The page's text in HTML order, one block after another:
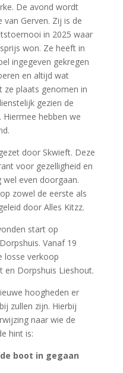
De avond wordt
Gerven. Zij is de
in 2025 waar
won. Ze heeft in
ingegeven gekregen
en altijd wat
ze plaats genomen in
gezien de
hebben we
door Skwieft. Deze
voor gezelligheid en
wel even doorgaan.
zowel de eerste als
door Alles Kitzz.
start op
Vanaf 19
losse verkoop
en Dorpshuis Lieshout.
hoogheden er
zullen zijn. Hierbij
naar wie de
hint is:
boot in gegaan